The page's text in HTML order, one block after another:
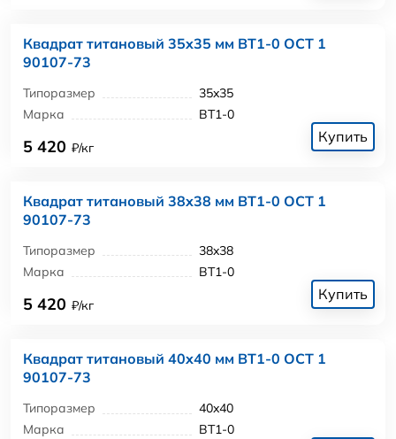
Квадрат титановый 35x35 мм ВТ1-0 ОСТ 1
90107-73
Типоразмер
35x35
Марка
ВТ1-0
5 420 ₽/кг
Купить
Квадрат титановый 38x38 мм ВТ1-0 ОСТ 1
90107-73
Типоразмер
38x38
Марка
ВТ1-0
5 420 ₽/кг
Купить
Квадрат титановый 40x40 мм ВТ1-0 ОСТ 1
90107-73
Типоразмер
40x40
Марка
ВТ1-0